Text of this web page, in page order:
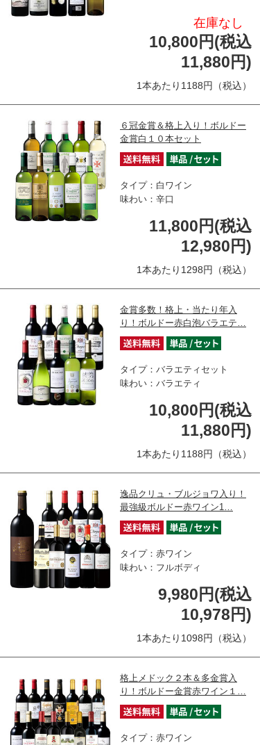
在庫なし
10,800円(税込
11,880円)
1本あたり1188円（税込）
６冠金賞＆格上入り！ボルドー
金賞白１０本セット
タイプ：白ワイン
味わい：辛口
11,800円(税込
12,980円)
1本あたり1298円（税込）
金賞多数！格上・当たり年入
り！ボルドー赤白泡バラエテ…
タイプ：バラエティセット
味わい：バラエティ
10,800円(税込
11,880円)
1本あたり1188円（税込）
逸品クリュ・ブルジョワ入り！
最強級ボルドー赤ワイン1…
タイプ：赤ワイン
味わい：フルボディ
9,980円(税込
10,978円)
1本あたり1098円（税込）
格上メドック２本＆多金賞入
り！ボルドー金賞赤ワイン１…
タイプ：赤ワイン